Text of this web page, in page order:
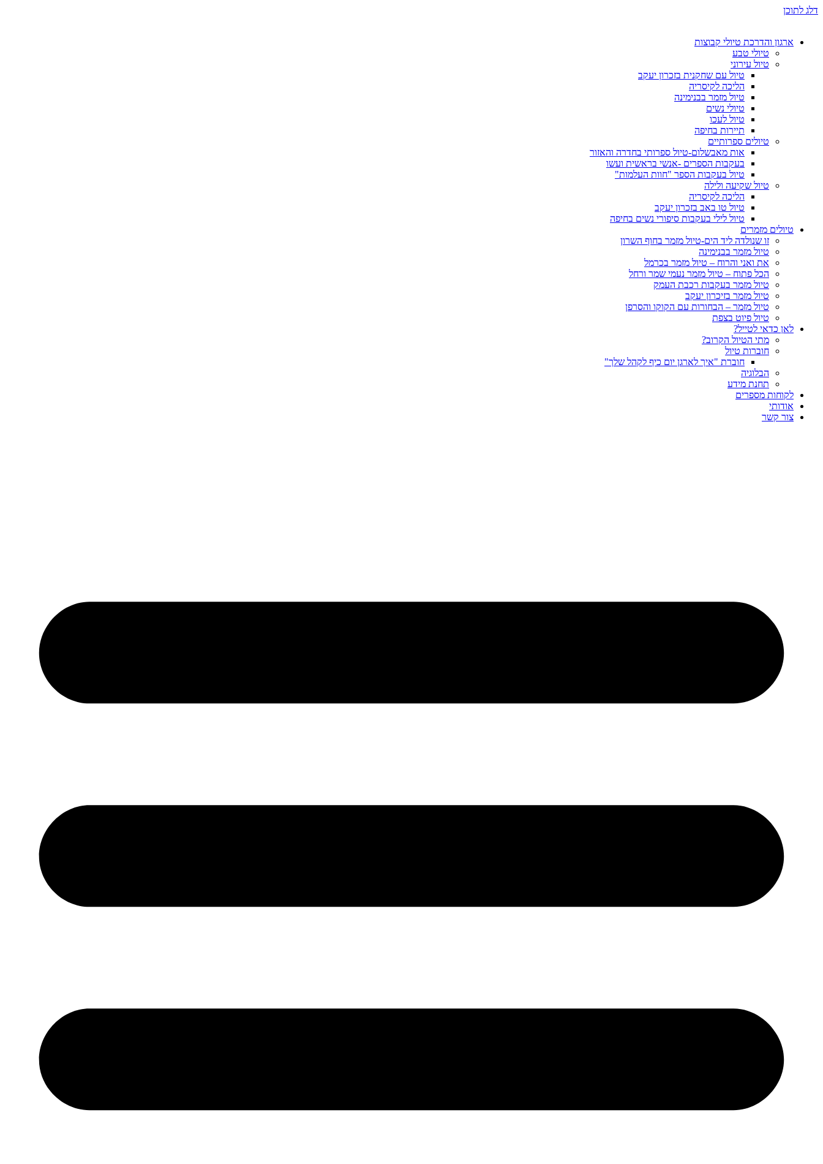
דלג לתוכן
ארגון והדרכת טיולי קבוצות
טיולי טבע
טיול עירוני
טיול עם שחקנית בזכרון יעקב
הליכה לקיסריה
טיול מזמר בבנימינה
טיולי נשים
טיול לעכו
תיירות בחיפה
טיולים ספרותיים
אות מאבשלום-טיול ספרותי בחדרה והאזור
בעקבות הספרים -אנשי בראשית ועשו
טיול בעקבות הספר "חוות העלמות"
טיול שקיעה ולילה
הליכה לקיסריה
טיול טו באב בזכרון יעקב
טיול לילי בעקבות סיפורי נשים בחיפה
טיולים מזמרים
זו שנולדה ליד הים-טיול מזמר בחוף השרון
טיול מזמר בבנימינה
את ואני והרוח – טיול מזמר בכרמל
הכל פתוח – טיול מזמר נעמי שמר ורחל
טיול מזמר בעקבות רכבת העמק
טיול מזמר בזיכרון יעקב
טיול מזמר – הבחורות עם הקוקו והסרפן
טיול פיוט בצפת
לאן כדאי לטייל?
מתי הטיול הקרוב?
חוברות טיול
חוברת "איך לארגן יום כיף לקהל שלך"
הבלוגיה
תחנת מידע
לקוחות מספרים
אודותי
צור קשר